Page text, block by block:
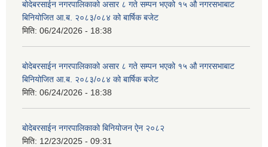
बोदेबरसाईन नगरपालिकाको असार ८ गते सम्पन भएको १५ ‍‍‍औ नगरसभाबाट
बिनियोजित आ.ब. २०८३/०८४ को बार्षिक बजेट
मिति: 06/24/2026 - 18:38
बोदेबरसाईन नगरपालिकाको असार ८ गते सम्पन भएको १५ ‍‍‍औ नगरसभाबाट
बिनियोजित आ.ब. २०८३/०८४ को बार्षिक बजेट
मिति: 06/24/2026 - 18:38
बोदेबरसाईन नगरपालिकाको बिनियोजन ऐन २०८२
मिति: 12/23/2025 - 09:31